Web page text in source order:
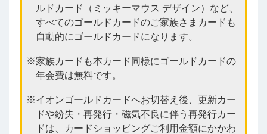
ルドカード（ミッキーマウス デザイン）など、
すべてのゴールドカードのご家族さまカードも
自動的にゴールドカードになります。
家族カードも本カード同様にゴールドカードの
年会費は無料です。
イオンゴールドカードへお切替え後、更新カー
ドや紛失・再発行・磁気不良に伴う再発行カー
ドは、カードショッピングご利用金額にかかわ